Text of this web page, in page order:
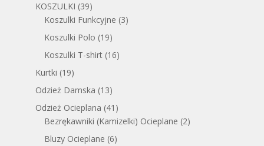
KOSZULKI (39)
Koszulki Funkcyjne (3)
Koszulki Polo (19)
Koszulki T-shirt (16)
Kurtki (19)
Odzież Damska (13)
Odzież Ocieplana (41)
Bezrękawniki (Kamizelki) Ocieplane (2)
Bluzy Ocieplane (6)